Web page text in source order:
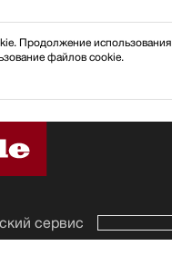
Продолжение использования
файлов cookie.
сервис